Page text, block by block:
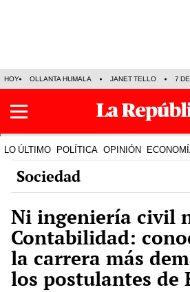
HOY OLLANTA HUMALA JANET TELLO 7
LO ÚLTIMO POLÍTICA OPINIÓN
Sociedad
Ni ingeniería civil
Contabilidad:
la carrera más
los postulantes de